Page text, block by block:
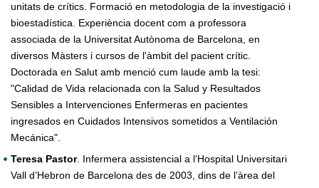
unitats de crítics. Formació en metodologia de la investigació i
bioestadística. Experiència docent com a professora
associada de la Universitat Autònoma de Barcelona, en
diversos Màsters i cursos de l'àmbit del pacient crític.
Doctorada en Salut amb menció cum laude amb la tesi:
"Calidad de Vida relacionada con la Salud y Resultados
Sensibles a Intervenciones Enfermeras en pacientes
ingresados en Cuidados Intensivos sometidos a Ventilación
Mecánica".
Teresa Pastor. Infermera assistencial a l’Hospital Universitari
Vall d’Hebron de Barcelona des de 2003, dins de l’àrea del